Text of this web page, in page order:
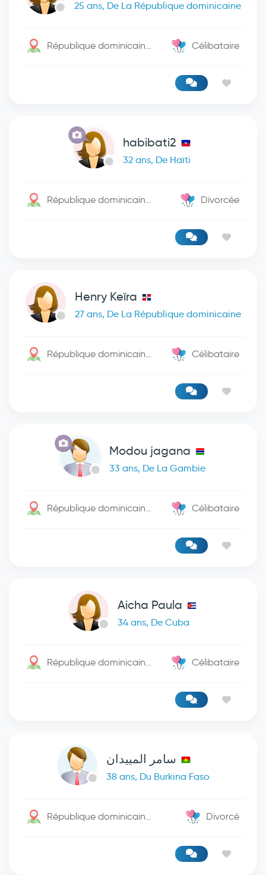
25 ans, De La République dominicaine
République dominicaine / Barahona Célibataire
habibati2
32 ans, De Haïti
République dominicaine / Santo Domingo De Guzman Divorcée
Henry Keïra
27 ans, De La République dominicaine
République dominicaine / Bavaro Célibataire
Modou jagana
33 ans, De La Gambie
République dominicaine / - Célibataire
Aicha Paula
34 ans, De Cuba
République dominicaine / Santo Domingo De Guzman Célibataire
سامر المييدان
38 ans, Du Burkina Faso
République dominicaine / Santo Domingo De Guzman Divorcé